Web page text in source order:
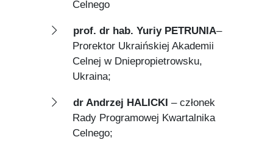
Celnego
prof. dr hab. Yuriy PETRUNIA–
Prorektor Ukraińskiej Akademii
Celnej w Dniepropietrowsku,
Ukraina;
dr Andrzej HALICKI – członek
Rady Programowej Kwartalnika
Celnego;